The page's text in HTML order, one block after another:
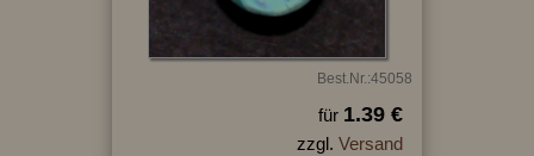
Best.Nr.:45058
für 1.39 €
zzgl. Versand